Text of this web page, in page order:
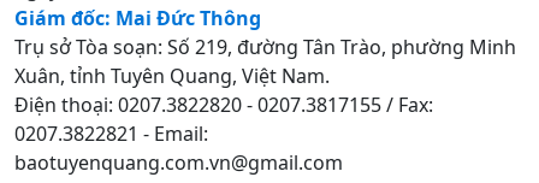
Giám đốc: Mai Đức Thông
Trụ sở Tòa soạn: Số 219, đường Tân Trào, phường Minh
Xuân, tỉnh Tuyên Quang, Việt Nam.
Điện thoại: 0207.3822820 - 0207.3817155 / Fax:
0207.3822821 - Email:
baotuyenquang.com.vn@gmail.com